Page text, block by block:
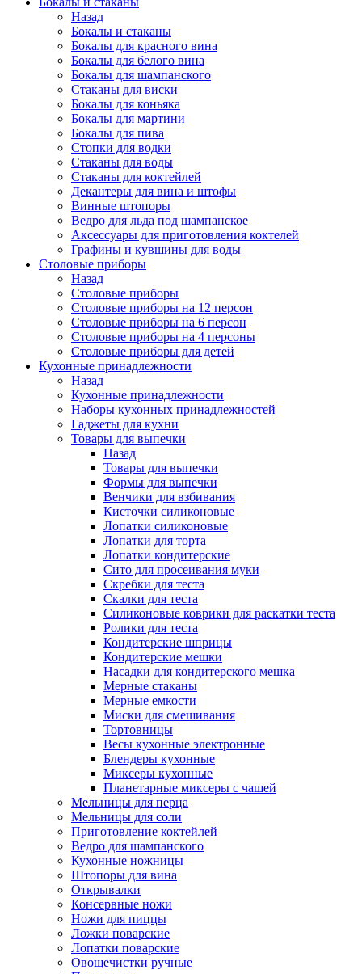
Назад
Бокалы и стаканы
Бокалы для красного вина
Бокалы для белого вина
Бокалы для шампанского
Стаканы для виски
Бокалы для коньяка
Бокалы для мартини
Бокалы для пива
Стопки для водки
Стаканы для воды
Стаканы для коктейлей
Декантеры для вина и штофы
Винные штопоры
Ведро для льда под шампанское
Аксессуары для приготовления коктелей
Графины и кувшины для воды
Столовые приборы
Назад
Столовые приборы
Столовые приборы на 12 персон
Столовые приборы на 6 персон
Столовые приборы на 4 персоны
Столовые приборы для детей
Кухонные принадлежности
Назад
Кухонные принадлежности
Наборы кухонных принадлежностей
Гаджеты для кухни
Товары для выпечки
Назад
Товары для выпечки
Формы для выпечки
Венчики для взбивания
Кисточки силиконовые
Лопатки силиконовые
Лопатки для торта
Лопатки кондитерские
Сито для просеивания муки
Скребки для теста
Скалки для теста
Силиконовые коврики для раскатки теста
Ролики для теста
Кондитерские шприцы
Кондитерские мешки
Насадки для кондитерского мешка
Мерные стаканы
Мерные емкости
Миски для смешивания
Тортовницы
Весы кухонные электронные
Блендеры кухонные
Миксеры кухонные
Планетарные миксеры с чашей
Мельницы для перца
Мельницы для соли
Приготовление коктейлей
Ведро для шампанского
Кухонные ножницы
Штопоры для вина
Открывалки
Консервные ножи
Ножи для пиццы
Ложки поварские
Лопатки поварские
Овощечистки ручные